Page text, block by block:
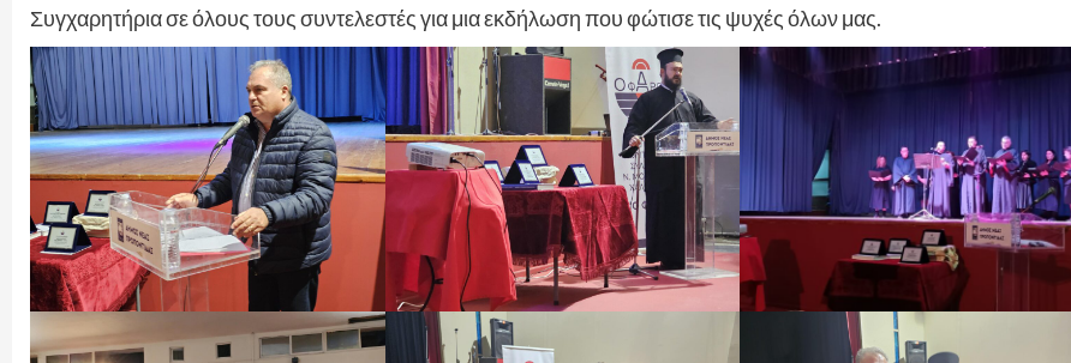
Συγχαρητήρια σε όλους τους συντελεστές για μια εκδήλωση που φώτισε τις ψυχές όλων μας.